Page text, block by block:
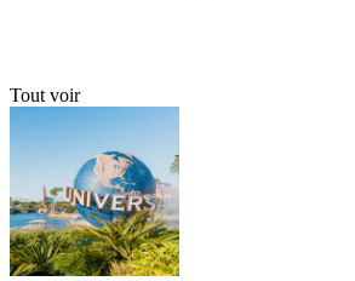
Tout voir